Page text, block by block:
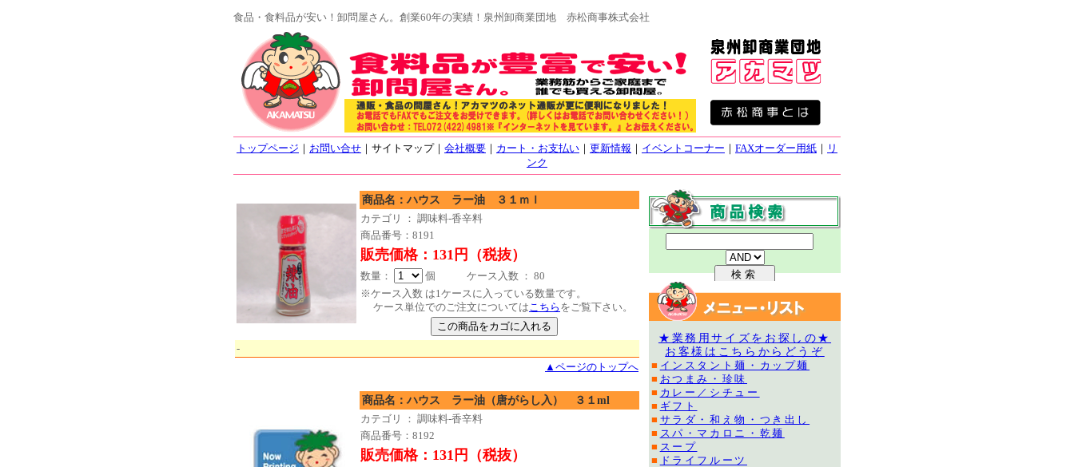
食品・食料品が安い！卸問屋さん。創業60年の実績！泉州卸商業団地 赤松商事株式会社
トップページ ｜ お問い合せ ｜サイトマップ｜ 会社概要 ｜ カート・お支払い ｜ 更新情報 ｜ イベントコーナー ｜ FAXオーダー用紙 ｜ リ
ンク
★業務用サイズをお探しの★
お客様はこちらからどうぞ
■ インスタント麺・カップ麺
■ おつまみ・珍味
■ カレー／シチュー
■ ギフト
■ サラダ・和え物・つき出し
■ スパ・マカロニ・乾麺
■ スープ
■ ドライフルーツ
商品名：ハウス ラー油 ３１ｍｌ
カテゴリ ： 調味料-香辛料
商品番号：8191
販売価格：131円（税抜）
数量：
個 ケース入数 ： 80
※ケース入数 は1ケースに入っている数量です。
ケース単位でのご注文についてはこちら をご覧下さい。
-
▲ページのトップへ
商品名：ハウス ラー油（唐がらし入） ３１ml
カテゴリ ： 調味料-香辛料
商品番号：8192
販売価格：131円（税抜）